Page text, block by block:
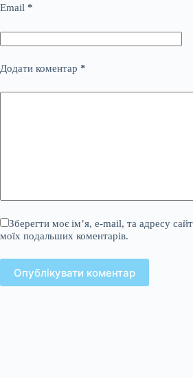
Email *
Додати коментар *
Зберегти моє ім’я, e-mail, та адресу
моїх подальших коментарів.
Опублікувати коментар